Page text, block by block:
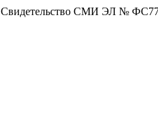
Свидетельство СМИ ЭЛ №